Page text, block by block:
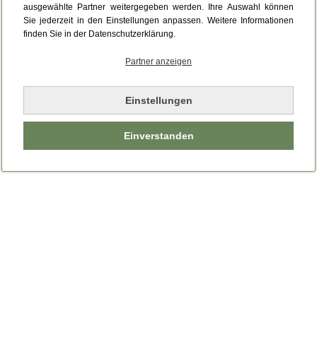
ausgewählte Partner weitergegeben werden. Ihre Auswahl können
Sie jederzeit in den Einstellungen anpassen. Weitere Informationen
finden Sie in der Datenschutzerklärung.
Partner anzeigen
Einstellungen
Einverstanden
Leider ist ein technischer Fehler aufgetreten.
Bitte laden Sie die Seite neu.